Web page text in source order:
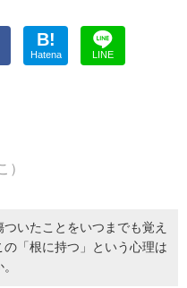
B!
Hatena LINE
）
いたことをいつまでも覚え
「根に持つ」という心理は